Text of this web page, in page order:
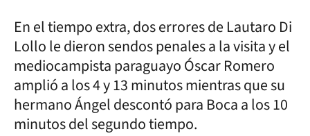
En el tiempo extra, dos errores de Lautaro Di
Lollo le dieron sendos penales a la visita y el
mediocampista paraguayo Óscar Romero
amplió a los 4 y 13 minutos mientras que su
hermano Ángel descontó para Boca a los 10
minutos del segundo tiempo.